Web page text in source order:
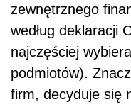
zewnętrznego
według deklaracji
najczęściej
podmiotów).
firm, decyduje się